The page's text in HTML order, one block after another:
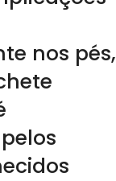
nos pés,